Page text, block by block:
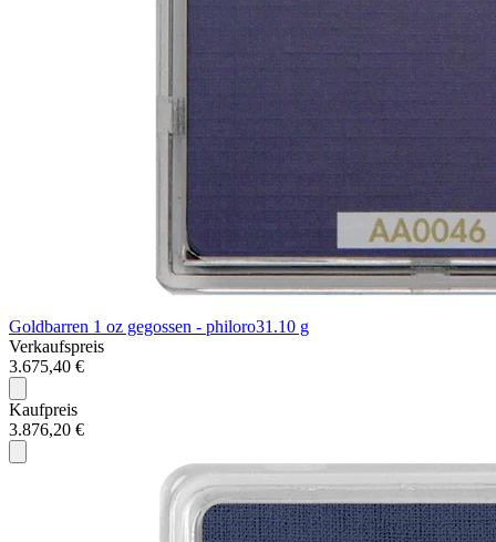
Goldbarren 1 oz gegossen - philoro31.10 g
Verkaufspreis
3.675,40 €
Kaufpreis
3.876,20 €